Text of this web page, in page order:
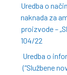
Uredba o
naknada za
proizvode –
104/22
Uredba o
(“Službene